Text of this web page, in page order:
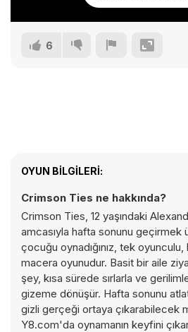
6
OYUN BILGILERI:
Crimson Ties ne hakkında?
Crimson Ties, 12 yaşındaki
amcasıyla hafta sonunu geçirmek
çocuğu oynadığınız, tek oyunculu,
macera oyunudur. Basit bir aile
şey, kısa sürede sırlarla ve
gizeme dönüşür. Hafta sonunu
gizli gerçeği ortaya çıkarabilecek
Y8.com'da oynamanın keyfini